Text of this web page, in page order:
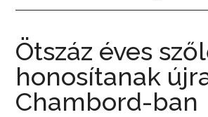
Ötszáz éves
honosítanak
Chambord-ban